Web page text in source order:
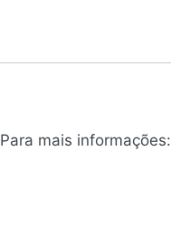
Para mais informações: